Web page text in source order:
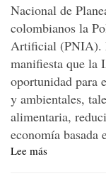
Nacional de
colombianos la
Artificial (PNIA).
manifiesta que la
oportunidad para
y ambientales,
alimentaria,
economía basada
Lee más